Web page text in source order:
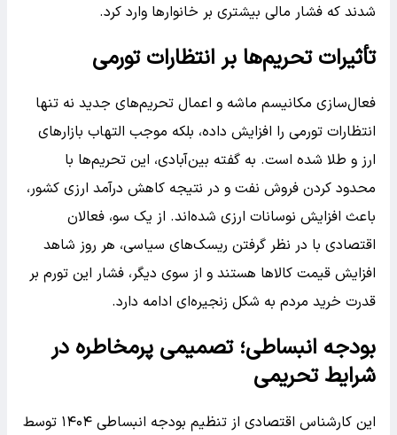
شدند که فشار مالی بیشتری بر خانوارها وارد کرد.
تأثیرات تحریم‌ها بر انتظارات تورمی
فعال‌سازی مکانیسم ماشه و اعمال تحریم‌های جدید نه تنها
انتظارات تورمی را افزایش داده، بلکه موجب التهاب بازارهای
ارز و طلا شده است. به گفته بین‌آبادی، این تحریم‌ها با
محدود کردن فروش نفت و در نتیجه کاهش درآمد ارزی کشور،
باعث افزایش نوسانات ارزی شده‌اند. از یک سو، فعالان
اقتصادی با در نظر گرفتن ریسک‌های سیاسی، هر روز شاهد
افزایش قیمت کالاها هستند و از سوی دیگر، فشار این تورم بر
قدرت خرید مردم به شکل زنجیره‌ای ادامه دارد.
بودجه انبساطی؛ تصمیمی پرمخاطره در
شرایط تحریمی
این کارشناس اقتصادی از تنظیم بودجه انبساطی ۱۴۰۴ توسط